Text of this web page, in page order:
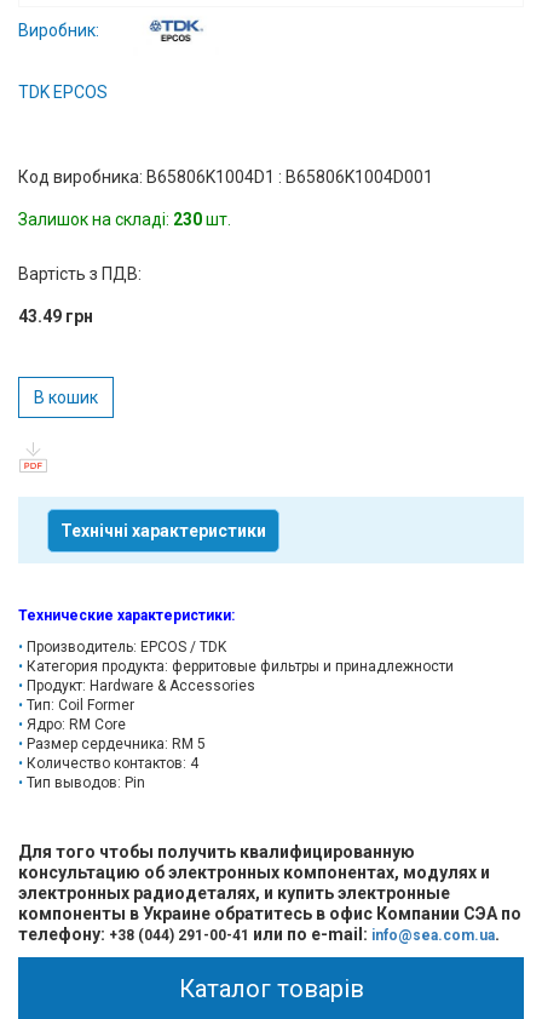
Вхід/
Контакти
Блог
Виробник:
TDK EPCOS
Код виробника: B65806K1004D1 : B65806K1004D001
Залишок на складі: 230шт.
Вартість з ПДВ:
43.49 грн
В кошик
Технічні характеристики
Технические характеристики:
Производитель: EPCOS / TDK
Категория продукта: ферритовые фильтры и принадлежности
Продукт: Hardware & Accessories
Тип: Coil Former
Ядро: RM Core
Размер сердечника: RM 5
Количество контактов: 4
Тип выводов: Pin
Для того чтобы получить квалифицированную
консультацию об электронных компонентах, модулях и
электронных радиодеталях, и купить электронные
компоненты в Украине обратитесь в офис Компании СЭА по
телефону: +38 (044) 291-00-41 или по e-mail: info@sea.com.ua.
Каталог товарів